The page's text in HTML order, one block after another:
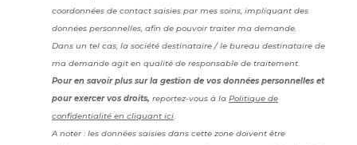
coordonnées de contact saisies par mes soins, impliquant des
données personnelles, afin de pouvoir traiter ma demande.
Dans un tel cas, la société destinataire / le bureau destinataire de
ma demande agit en qualité de responsable de traitement.
Pour en savoir plus sur la gestion de vos données personnelles et
pour exercer vos droits, reportez-vous à la Politique de
confidentialité en cliquant ici.
A noter : les données saisies dans cette zone doivent être